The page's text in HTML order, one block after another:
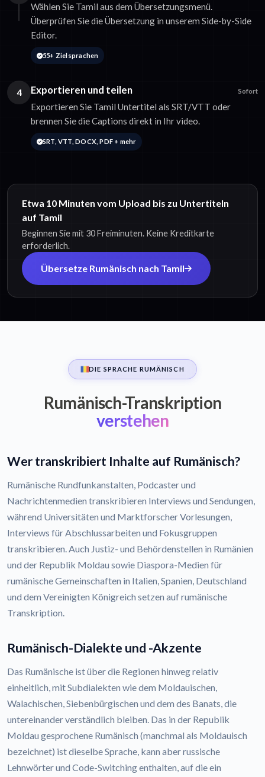
Wählen Sie Tamil aus dem Übersetzungsmenü.
Überprüfen Sie die Übersetzung in unserem Side-by-Side
Editor.
55+ Zielsprachen
4 Exportieren und teilen Sofort
Exportieren Sie Tamil Untertitel als SRT/VTT oder
brennen Sie die Captions direkt in Ihr video.
SRT, VTT, DOCX, PDF + mehr
Etwa 10 Minuten vom Upload bis zu Untertiteln
auf Tamil
Beginnen Sie mit 30 Freiminuten. Keine Kreditkarte
erforderlich.
Übersetze Rumänisch nach Tamil
DIE SPRACHE RUMÄNISCH
Rumänisch-Transkription
verstehen
Wer transkribiert Inhalte auf Rumänisch?
Rumänische Rundfunkanstalten, Podcaster und
Nachrichtenmedien transkribieren Interviews und Sendungen,
während Universitäten und Marktforscher Vorlesungen,
Interviews für Abschlussarbeiten und Fokusgruppen
transkribieren. Auch Justiz- und Behördenstellen in Rumänien
und der Republik Moldau sowie Diaspora-Medien für
rumänische Gemeinschaften in Italien, Spanien, Deutschland
und dem Vereinigten Königreich setzen auf rumänische
Transkription.
Rumänisch-Dialekte und -Akzente
Das Rumänische ist über die Regionen hinweg relativ
einheitlich, mit Subdialekten wie dem Moldauischen,
Walachischen, Siebenbürgischen und dem des Banats, die
untereinander verständlich bleiben. Das in der Republik
Moldau gesprochene Rumänisch (manchmal als Moldauisch
bezeichnet) ist dieselbe Sprache, kann aber russische
Lehnwörter und Code-Switching enthalten, auf die ein